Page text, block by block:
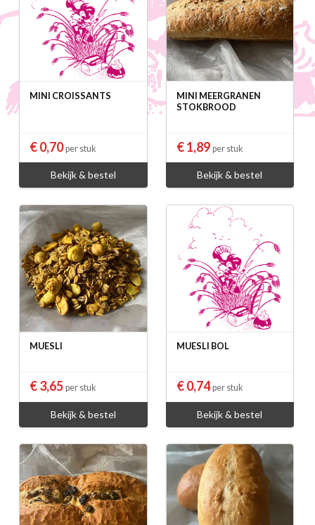
MINI CROISSANTS
€ 0,70per stuk
Bekijk & bestel
MINI MEERGRANEN
STOKBROOD
€ 1,89 per stuk
Bekijk & bestel
MUESLI
€ 3,65 per stuk
Bekijk & bestel
MUESLI BOL
€ 0,74per stuk
Bekijk & bestel